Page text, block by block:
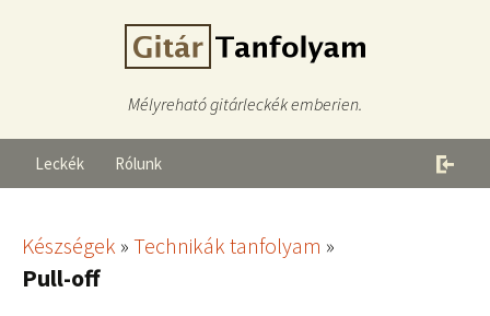
Mélyreható gitárleckék emberien.
Leckék Rólunk
Készségek » Technikák tanfolyam »
Pull-off